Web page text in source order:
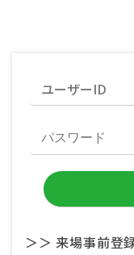
＞＞ 来場事前登